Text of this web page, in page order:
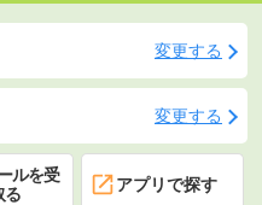
変更する
変更する
ルを受
る
アプリで探す